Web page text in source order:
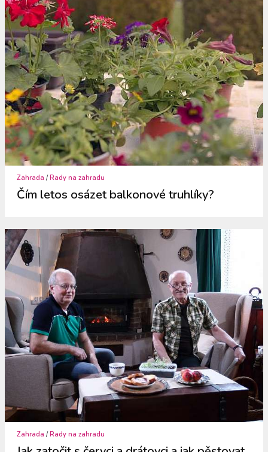
Zahrada / Rady na zahradu
Čím letos osázet balkonové truhlíky?
Zahrada /Rady na zahradu